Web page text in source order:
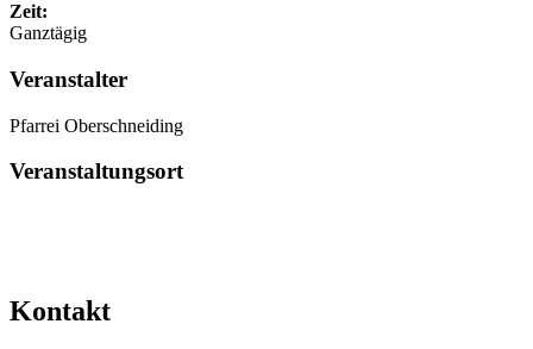
Zeit:
Ganztägig
Veranstalter
Pfarrei Oberschneiding
Veranstaltungsort
Kontakt